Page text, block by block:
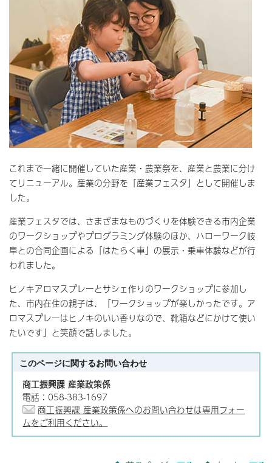
これまで一緒に開催していた産業・農業祭を、産業と農業に分け
てリニューアル。産業の分野を「産業フェスタ」として開催しま
した。
産業フェスタでは、さまざまなものづくりを体験できる市内企業
のワークショップやプログラミング体験のほか、ハローワーク岐
阜との合同企画による「はたらく車」の展示・乗車体験などが行
われました。
ヒノキアロマスプレーとサシェ作りのワークショップに参加し
た、市内在住の親子は、「ワークショップが楽しかったです。ア
ロマスプレーはヒノキのいい香りなので、靴箱などにかけて使い
たいです」と笑顔で話しました。
このページに関するお問い合わせ
商工振興課 産業政策係
電話：058-383-1697
商工振興課 産業政策係へのお問い合わせは専用フォー
ムをご利用ください。